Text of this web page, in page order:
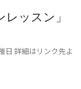
レッスン」
日 詳細はリンク先よ